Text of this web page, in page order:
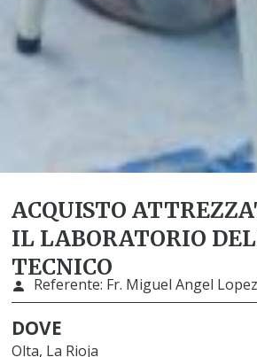
ACQUISTO
IL LABORATORIO
TECNICO
Referente: Fr. Miguel Angel
DOVE
Olta, La Rioja